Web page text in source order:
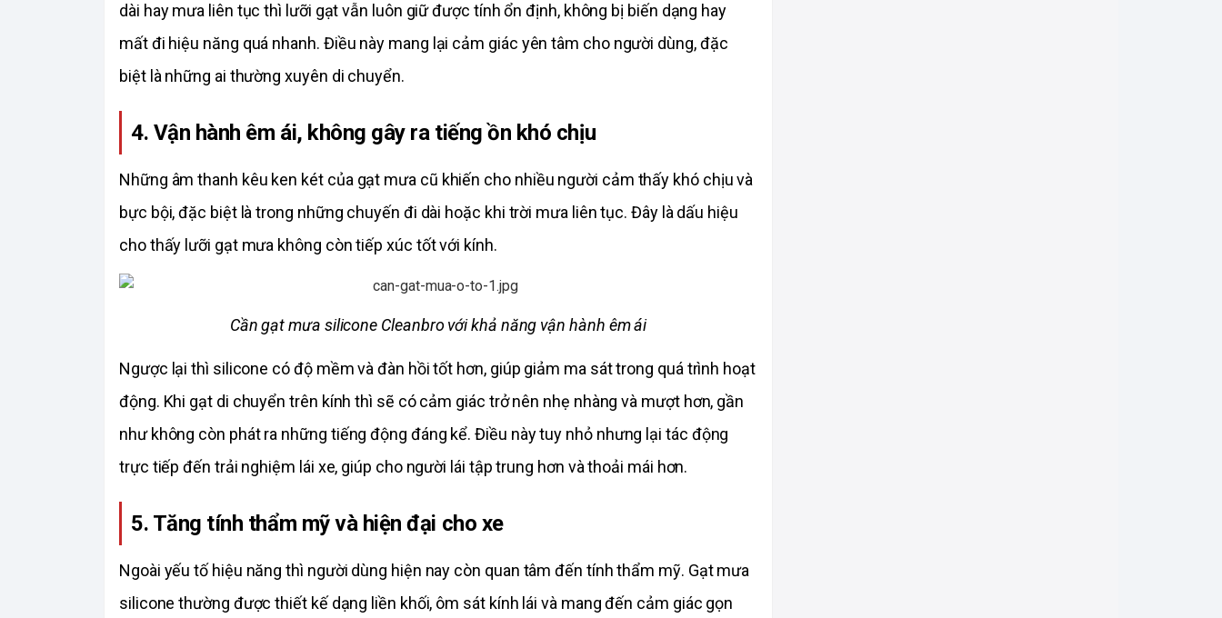
dài hay mưa liên tục thì lưỡi gạt vẫn luôn giữ được tính ổn định, không bị biến dạng hay
mất đi hiệu năng quá nhanh. Điều này mang lại cảm giác yên tâm cho người dùng, đặc
biệt là những ai thường xuyên di chuyển.
4. Vận hành êm ái, không gây ra tiếng ồn khó chịu
Những âm thanh kêu ken két của gạt mưa cũ khiến cho nhiều người cảm thấy khó chịu và
bực bội, đặc biệt là trong những chuyến đi dài hoặc khi trời mưa liên tục. Đây là dấu hiệu
cho thấy lưỡi gạt mưa không còn tiếp xúc tốt với kính.
Cần gạt mưa silicone Cleanbro với khả năng vận hành êm ái
Ngược lại thì silicone có độ mềm và đàn hồi tốt hơn, giúp giảm ma sát trong quá trình hoạt
động. Khi gạt di chuyển trên kính thì sẽ có cảm giác trở nên nhẹ nhàng và mượt hơn, gần
như không còn phát ra những tiếng động đáng kể. Điều này tuy nhỏ nhưng lại tác động
trực tiếp đến trải nghiệm lái xe, giúp cho người lái tập trung hơn và thoải mái hơn.
5. Tăng tính thẩm mỹ và hiện đại cho xe
Ngoài yếu tố hiệu năng thì người dùng hiện nay còn quan tâm đến tính thẩm mỹ. Gạt mưa
silicone thường được thiết kế dạng liền khối, ôm sát kính lái và mang đến cảm giác gọn